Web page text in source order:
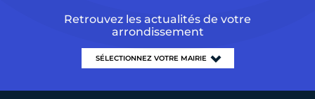
Retrouvez les actualités de votre
arrondissement